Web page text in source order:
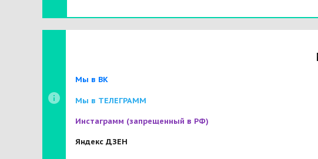
Мы в ВК
Мы в ТЕЛЕГРАММ
Инстаграмм (запрещенный в РФ)
Яндекс ДЗЕН